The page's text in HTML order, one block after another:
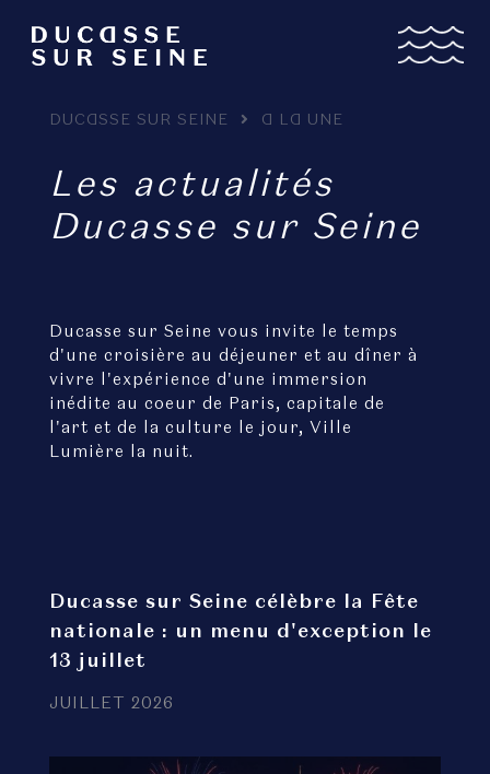
DUCASSE SUR SEINE A LA UNE
Les actualités
Ducasse sur Seine
Ducasse sur Seine vous invite le temps
d'une croisière au déjeuner et au dîner à
vivre l'expérience d'une immersion
inédite au coeur de Paris, capitale de
l'art et de la culture le jour, Ville
Lumière la nuit.
Ducasse sur Seine célèbre la Fête
nationale : un menu d'exception le
13 juillet
JUILLET 2026